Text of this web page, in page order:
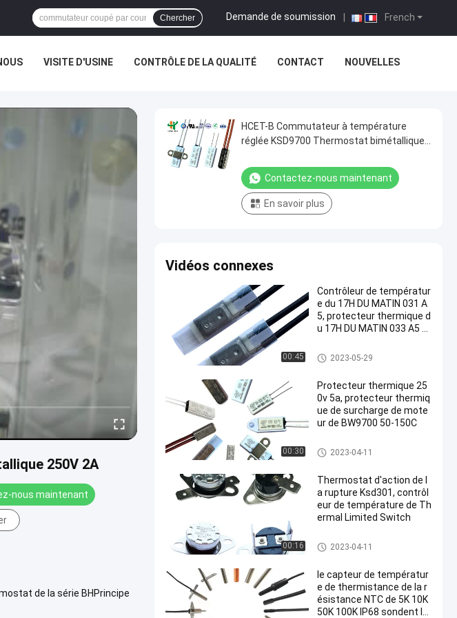
French
Demande de soumission
Chercher
VISITE D'USINE CONTRÔLE DE LA QUALITÉ CONTACT NOUVELLES
250V 2A
nous maintenant
de la série BHPrincipe
HCET-B Commutateur à température
réglée KSD9700 Thermostat bimétallique
Contactez-nous maintenant
En savoir plus
Vidéos connexes
00:45
Contrôleur de températur
e du 17H DU MATIN 031 A
5, protecteur thermique d
u 17H DU MATIN 033 A5 d
protecteur de courant ascenda
nt de 17h du matin
2023-05-29
00:30
Protecteur thermique 25
0v 5a, protecteur thermiq
ue de surcharge de mote
ur de BW9700 50-150C
Thermostat du bimétal KSD30
1
2023-04-11
00:16
Thermostat d'action de l
a rupture Ksd301, contrôl
eur de température de Th
ermal Limited Switch
Thermostat du bimétal KSD30
1
2023-04-11
le capteur de températur
e de thermistance de la r
ésistance NTC de 5K 10K
50K 100K IP68 sondent le